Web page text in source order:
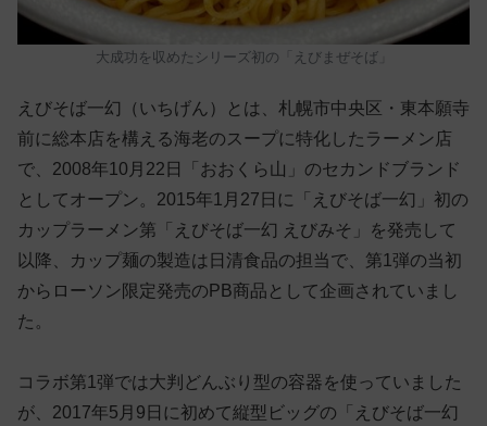
大成功を収めたシリーズ初の「えびまぜそば」
えびそば一幻（いちげん）とは、札幌市中央区・東本願寺
前に総本店を構える海老のスープに特化したラーメン店
で、2008年10月22日「おおくら山」のセカンドブランド
としてオープン。2015年1月27日に「えびそば一幻」初の
カップラーメン第「えびそば一幻 えびみそ」を発売して
以降、カップ麺の製造は日清食品の担当で、第1弾の当初
からローソン限定発売のPB商品として企画されていまし
た。
コラボ第1弾では大判どんぶり型の容器を使っていました
が、2017年5月9日に初めて縦型ビッグの「えびそば一幻